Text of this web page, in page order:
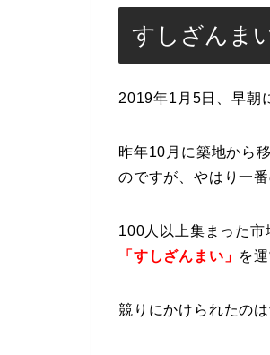
すしざんま
2019年1月5日、早朝
昨年10月に築地から
のですが、やはり一
100人以上集まった
「すしざんまい」 を
競りにかけられたの